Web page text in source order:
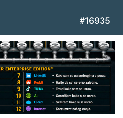
#16935